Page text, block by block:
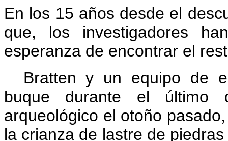
En los 15 años desde el
que, los investigadores
esperanza de encontrar el
Bratten y un equipo de
buque durante el
arqueológico el otoño
la crianza de lastre de